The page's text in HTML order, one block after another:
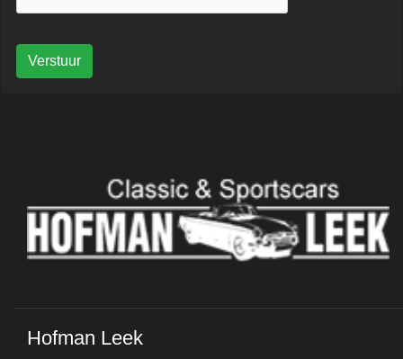
Verstuur
Hofman Leek